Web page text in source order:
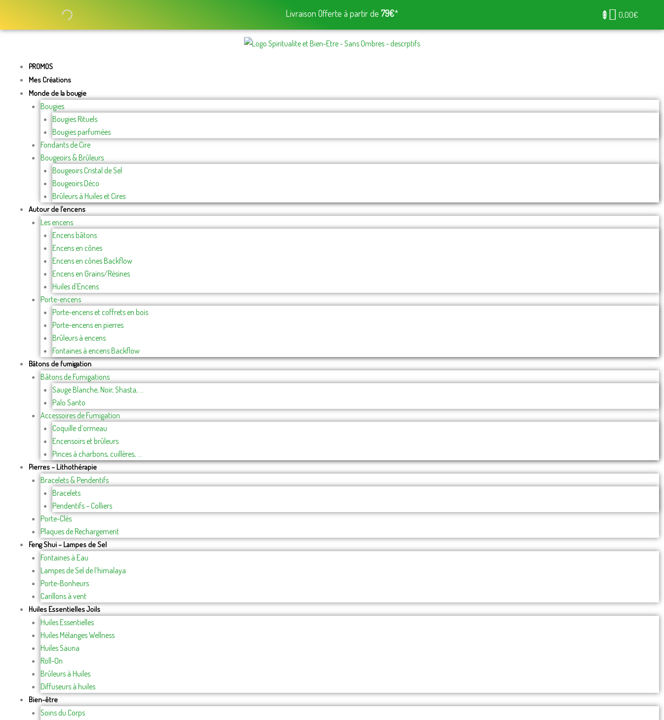
contenu
Livraison Offerte à partir de 79€* 0 0,00€
PROMOS
Mes Créations
Monde de la bougie
Bougies
Bougies Rituels
Bougies parfumées
Fondants de Cire
Bougeoirs & Brûleurs
Bougeoirs Cristal de Sel
Bougeoirs Déco
Brûleurs à Huiles et Cires
Autour de l’encens
Les encens
Encens bâtons
Encens en cônes
Encens en cônes Backflow
Encens en Grains/Résines
Huiles d’Encens
Porte-encens
Porte-encens et coffrets en bois
Porte-encens en pierres
Brûleurs à encens
Fontaines à encens Backflow
Bâtons de fumigation
Bâtons de Fumigations
Sauge Blanche, Noir, Shasta, …
Palo Santo
Accessoires de Fumigation
Coquille d’ormeau
Encensoirs et brûleurs
Pinces à charbons, cuillères, …
Pierres – Lithothérapie
Bracelets & Pendentifs
Bracelets
Pendentifs – Colliers
Porte-Clés
Plaques de Rechargement
Feng Shui – Lampes de Sel
Fontaines à Eau
Lampes de Sel de l’himalaya
Porte-Bonheurs
Carillons à vent
Huiles Essentielles Joils
Huiles Essentielles
Huiles Mélanges Wellness
Huiles Sauna
Roll-On
Brûleurs à Huiles
Diffuseurs à huiles
Bien-être
Soins du Corps